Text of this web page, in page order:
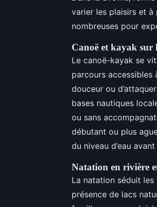
varier les plaisirs et
nombreuses pour
Canoë et kayak sur
Le canoë-kayak se
parcours accessibles
douceur ou
bases nautiques
ou sans
débutant ou plus
du niveau d’eau
Natation en rivière
La natation séduit
présence de lacs